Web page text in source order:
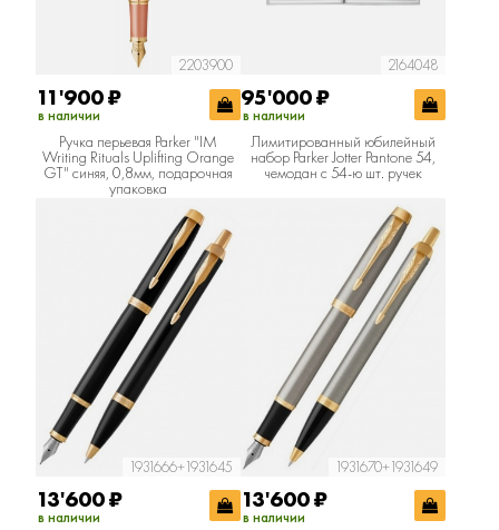
2203900
11'900₽
в наличии
Ручка перьевая Parker "IM
Writing Rituals Uplifting Orange
GT" синяя, 0,8мм, подарочная
упаковка
2164048
95'000₽
в наличии
Лимитированный юбилейный
набор Parker Jotter Pantone 54,
чемодан с 54-ю шт. ручек
1931666+1931645
13'600₽
в наличии
1931670+1931649
13'600₽
в наличии